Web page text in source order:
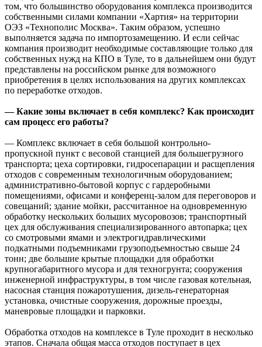
том, что большинство оборудования комплекса производится
собственными силами компании «Хартия» на территории
ОЭЗ «Технополис Москва». Таким образом, успешно
выполняется задача по импортозамещению. И если сейчас
компания производит необходимые составляющие только для
собственных нужд на КПО в Туле, то в дальнейшем они будут
представлены на российском рынке для возможного
приобретения в целях использования на других комплексах
по переработке отходов.
— Какие зоны включает в себя комплекс? Как происходит
сам процесс его работы?
— Комплекс включает в себя большой контрольно-
пропускной пункт с весовой станцией для большегрузного
транспорта; цеха сортировки, гидросепарации и расщепления
отходов с современным технологичным оборудованием;
административно-бытовой корпус с гардеробными
помещениями, офисами и конференц-залом для переговоров и
совещаний; здание мойки, рассчитанное на одновременную
обработку нескольких больших мусоровозов; транспортный
цех для обслуживания специализированного автопарка; цех
со смотровыми ямами и электрогидравлическими
подкатными подъемниками грузоподъемностью свыше 24
тонн; две большие крытые площадки для обработки
крупногабаритного мусора и для техногрунта; сооружения
инженерной инфраструктуры, в том числе газовая котельная,
насосная станция пожаротушения, дизель-генераторная
установка, очистные сооружения, дорожные проезды,
маневровые площадки и парковки.
Обработка отходов на комплексе в Туле проходит в несколько
этапов. Сначала общая масса отходов поступает в цех